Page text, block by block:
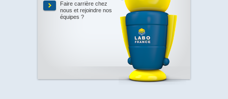
Faire carrière chez
nous et rejoindre nos
équipes ?